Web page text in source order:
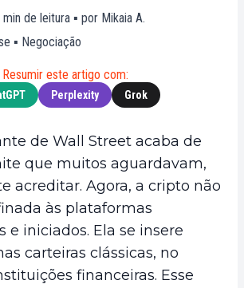
min de leitura ▪ por Mikaia A.
▪ Negociação
Resumir este artigo com:
Perplexity Grok
de Wall Street acaba de
que muitos aguardavam,
acreditar. Agora, a cripto não
às plataformas
e iniciados. Ela se insere
carteiras clássicas, no
financeiras. Esse